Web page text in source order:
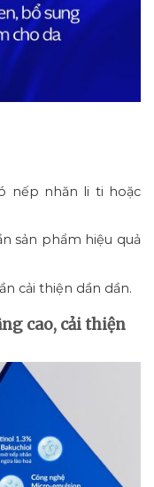
nếp nhăn li ti hoặc
sản phẩm hiệu quả
cải thiện dần dần.
cao, cải thiện